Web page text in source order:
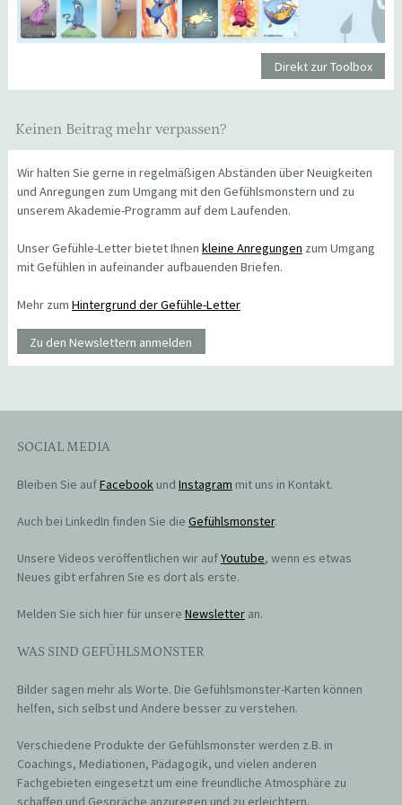
Direkt zur Toolbox
Keinen Beitrag mehr verpassen?
Wir halten Sie gerne in regelmäßigen Abständen über Neuigkeiten
und Anregungen zum Umgang mit den Gefühlsmonstern und zu
unserem Akademie-Programm auf dem Laufenden.
Unser Gefühle-Letter bietet Ihnen kleine Anregungen zum Umgang
mit Gefühlen in aufeinander aufbauenden Briefen.
Mehr zum Hintergrund der Gefühle-Letter
Zu den Newslettern anmelden
SOCIAL MEDIA
Bleiben Sie aufFacebookund Instagram mit uns in Kontakt.
Auch bei LinkedIn finden Sie die Gefühlsmonster.
Unsere Videos veröffentlichen wir aufYoutube, wenn es etwas
Neues gibt erfahren Sie es dort als erste.
Melden Sie sich hier für unsere Newsletteran.
WAS SIND GEFÜHLSMONSTER
Bilder sagen mehr als Worte. Die Gefühlsmonster-Karten können
helfen, sich selbst und Andere besser zu verstehen.
Verschiedene Produkte der Gefühlsmonster werden z.B. in
Coachings, Mediationen, Pädagogik, und vielen anderen
Fachgebieten eingesetzt um eine freundliche Atmosphäre zu
schaffen und Gespräche anzuregen und zu erleichtern.